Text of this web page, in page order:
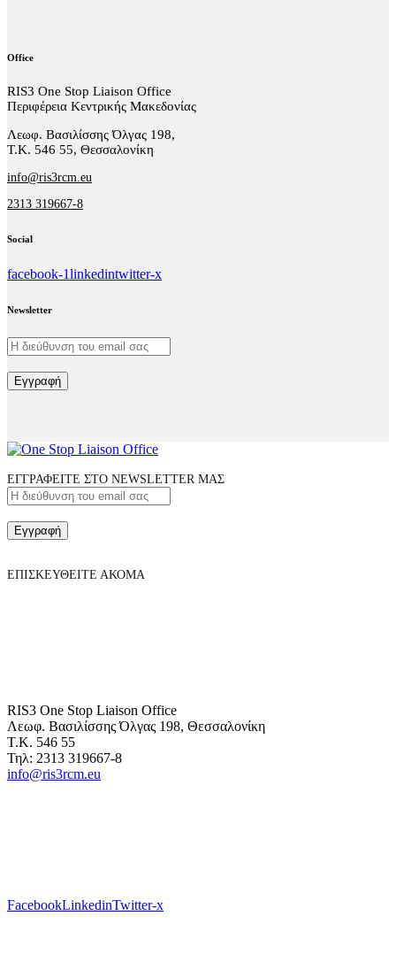
Office
RIS3 One Stop Liaison Office
Περιφέρεια Κεντρικής Μακεδονίας
Λεωφ. Βασιλίσσης Όλγας 198,
Τ.Κ. 546 55, Θεσσαλονίκη
info@ris3rcm.eu
2313 319667-8
Social
facebook-1linkedintwitter-x
Newsletter
Εγγραφή
ΕΓΓΡΑΦΕΙΤΕ ΣΤΟ NEWSLETTER ΜΑΣ
Εγγραφή
ΕΠΙΣΚΕΥΘΕΙΤΕ ΑΚΟΜΑ
RIS3 One Stop Liaison Office
Λεωφ. Βασιλίσσης Όλγας 198, Θεσσαλονίκη
Τ.Κ. 546 55
Τηλ: 2313 319667-8
info@ris3rcm.eu
FacebookLinkedinTwitter-x